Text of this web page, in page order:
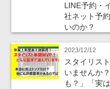
LINE予約・
社ネット予
いのか？
2023/12/12
スタイリス
いませんか
も？」「実